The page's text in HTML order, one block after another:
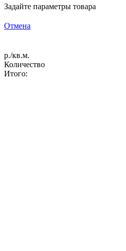
Задайте параметры товара
Отмена
р./кв.м.
Количество
Итого: